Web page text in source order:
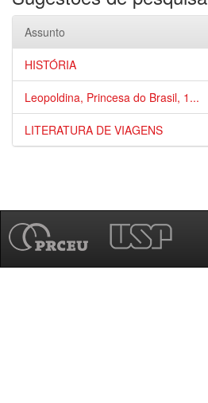
Assunto
HISTÓRIA
Leopoldina, Princesa do Brasil, 1...
LITERATURA DE VIAGENS